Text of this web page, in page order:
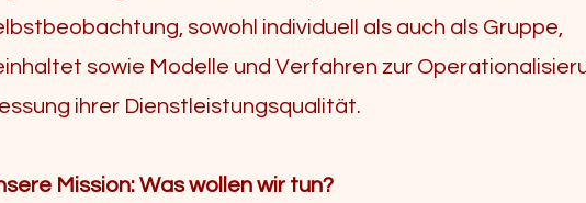
sowohl individuell als auch als Gruppe,
sowie Modelle und Verfahren zur
ihrer Dienstleistungsqualität.
Mission: Was wollen wir tun?